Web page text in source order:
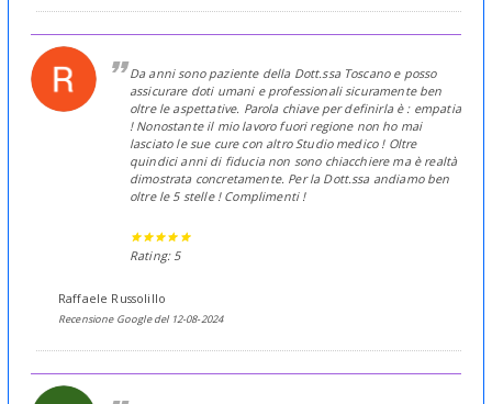
Da anni sono paziente della Dott.ssa Toscano e posso
assicurare doti umani e professionali sicuramente ben
oltre le aspettative. Parola chiave per definirla è : empatia
! Nonostante il mio lavoro fuori regione non ho mai
lasciato le sue cure con altro Studio medico ! Oltre
quindici anni di fiducia non sono chiacchiere ma è realtà
dimostrata concretamente. Per la Dott.ssa andiamo ben
oltre le 5 stelle ! Complimenti !
Rating: 5
Raffaele Russolillo
Recensione Google del 12-08-2024